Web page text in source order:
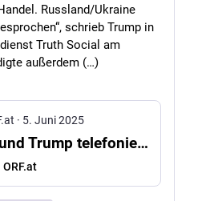
Russland/Ukraine
schrieb Trump in
Truth Social am
außerdem (…)
· 5. Juni 2025
Xi und Trump telefonierten: Neue Handelsgespräche angekündigt
ORF.at